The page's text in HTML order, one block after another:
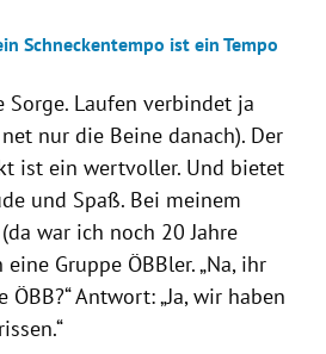
Schneckentempo ist ein Tempo
Sorge. Laufen verbindet ja
nur die Beine danach). Der
ist ein wertvoller. Und bietet
und Spaß. Bei meinem
war ich noch 20 Jahre
Gruppe ÖBBler. „Na, ihr
Antwort: „Ja, wir haben